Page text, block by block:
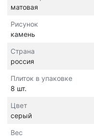
матовая
Рисунок
камень
Страна
россия
Плиток в упаковке
8 шт.
Цвет
серый
Вес